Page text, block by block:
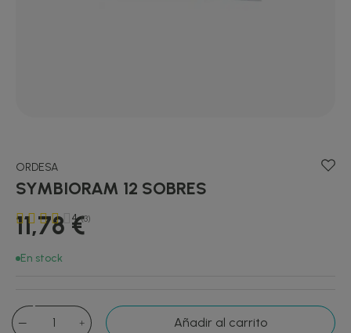
ORDESA
SYMBIORAM 12 SOBRES
11,78 €
4 (3)
En stock
Añadir al carrito